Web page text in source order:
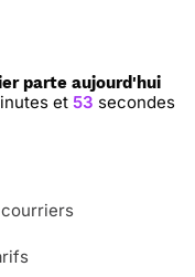
parte aujourd'hui
et 52 secondes